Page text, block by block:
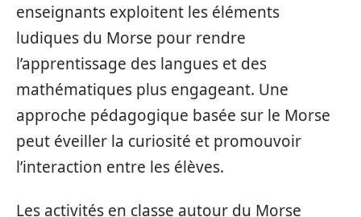
enseignants exploitent les éléments
ludiques du Morse pour rendre
l’apprentissage des langues et des
mathématiques plus engageant. Une
approche pédagogique basée sur le Morse
peut éveiller la curiosité et promouvoir
l’interaction entre les élèves.
Les activités en classe autour du Morse